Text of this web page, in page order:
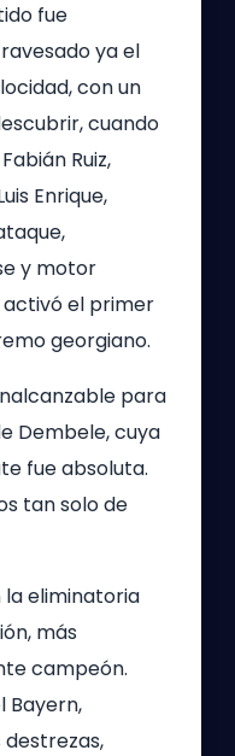
fue
ya el
con un
cuando
Ruiz,
Enrique,
y motor
activó el primer
georgiano.
para
Dembele, cuya
fue absoluta.
tan solo de
la eliminatoria
más
campeón.
Bayern,